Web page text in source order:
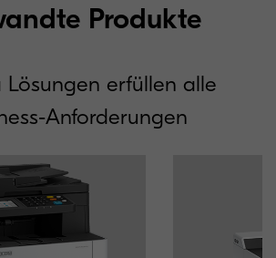
Produkte
Lösungen erfüllen alle
Anforderungen